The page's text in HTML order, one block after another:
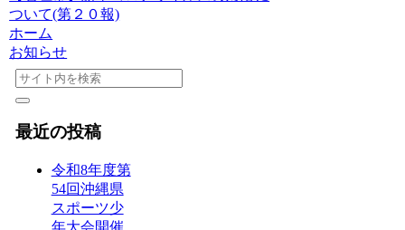
ついて(第２０報)
ホーム
お知らせ
最近の投稿
令和8年度第
54回沖縄県
スポーツ少
年大会開催